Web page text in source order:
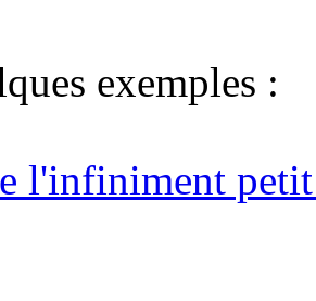
exemples :
l'infiniment